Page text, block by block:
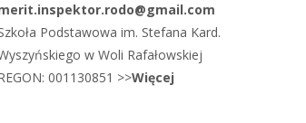
Podstawowa im. Stefana Kard.
w Woli Rafałowskiej
001130851 >>Więcej